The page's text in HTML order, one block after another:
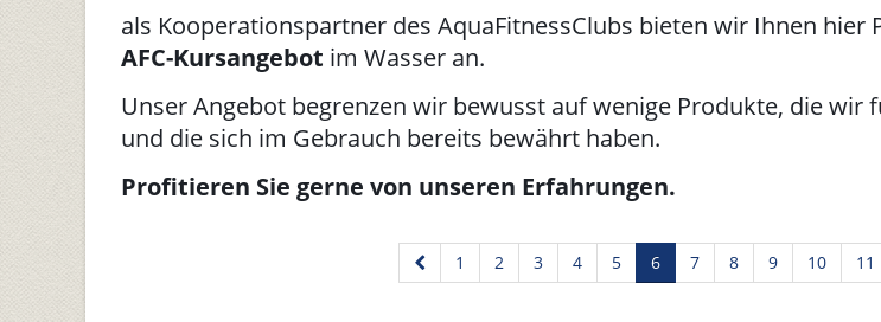
als Kooperationspartner des AquaFitnessClubs bieten wir Ihnen hier
AFC-Kursangebot im Wasser an.
Unser Angebot begrenzen wir bewusst auf wenige Produkte, die wir
und die sich im Gebrauch bereits bewährt haben.
Profitieren Sie gerne von unseren Erfahrungen.
1 2 3 4 5 6 7 8 9 10 11